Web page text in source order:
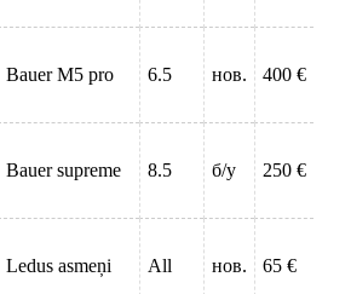
Bauer M5 pro 6.5 нов. 400 €
Bauer supreme 8.5 б/у 250 €
Ledus asmeņi All нов. 65 €